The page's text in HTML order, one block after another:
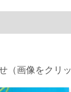
（画像をクリッ